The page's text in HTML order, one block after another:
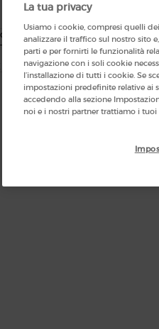
La tua privacy
Usiamo i cookie, compresi quelli
analizzare il traffico sul nostro sito
parti e per fornirti le funzionalità
navigazione con i soli cookie
l’installazione di tutti i cookie. Se
impostazioni predefinite relative ai
accedendo alla sezione
noi e i nostri partner trattiamo i